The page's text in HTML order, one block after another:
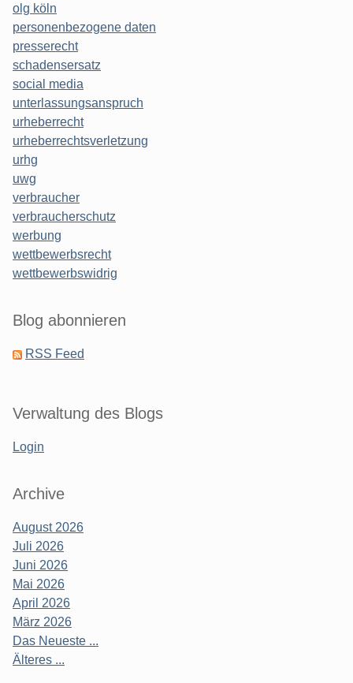
olg köln
personenbezogene daten
presserecht
schadensersatz
social media
unterlassungsanspruch
urheberrecht
urheberrechtsverletzung
urhg
uwg
verbraucher
verbraucherschutz
werbung
wettbewerbsrecht
wettbewerbswidrig
Blog abonnieren
RSS Feed
Verwaltung des Blogs
Login
Archive
August 2026
Juli 2026
Juni 2026
Mai 2026
April 2026
März 2026
Das Neueste ...
Älteres ...